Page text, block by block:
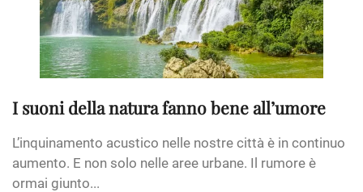
I suoni della natura fanno bene all’umore
L’inquinamento acustico nelle nostre città è in continuo
aumento. E non solo nelle aree urbane. Il rumore è
ormai giunto...